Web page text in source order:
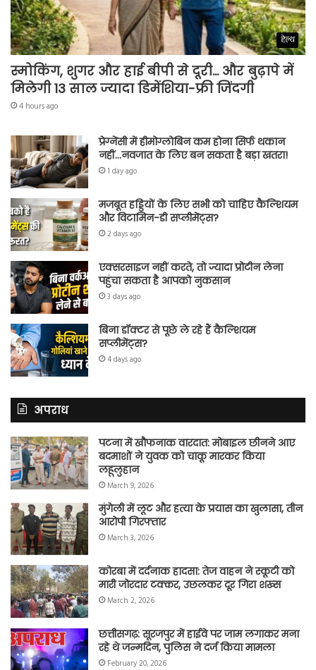
हेल्थ
स्मोकिंग, शुगर और हाई बीपी से दूरी… और बुढ़ापे में
मिलेगी 13 साल ज्यादा डिमेंशिया-फ्री जिंदगी
4 hours ago
प्रेग्नेंसी में हीमोग्लोबिन कम होना सिर्फ थकान
नहीं…नवजात के लिए बन सकता है बड़ा खतरा!
1 day ago
मजबूत हड्डियों के लिए सभी को चाहिए कैल्शियम
और विटामिन-डी सप्लीमेंट्स?
2 days ago
एक्सरसाइज नहीं करते, तो ज्यादा प्रोटीन लेना
पहुंचा सकता है आपको नुकसान
3 days ago
बिना डॉक्टर से पूछे ले रहे हैं कैल्शियम
सप्लीमेंट्स?
4 days ago
अपराध
पटना में खौफनाक वारदात: मोबाइल छीनने आए
बदमाशों ने युवक को चाकू मारकर किया
लहूलुहान
March 9, 2026
मुंगेली में लूट और हत्या के प्रयास का खुलासा, तीन
आरोपी गिरफ्तार
March 3, 2026
कोरबा में दर्दनाक हादसा: तेज वाहन ने स्कूटी को
मारी जोरदार टक्कर, उछलकर दूर गिरा शख्स
March 2, 2026
छत्तीसगढ़: सूरजपुर में हाईवे पर जाम लगाकर मना
रहे थे जन्मदिन, पुलिस ने दर्ज किया मामला
February 20, 2026